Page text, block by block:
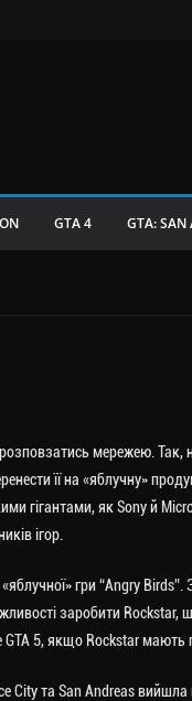
GTA 4 GTA: SAN
мережею.
її на «яблучну»
гігантами, як Sony й
ігор.
гри “Angry
заробити
5, якщо Rockstar мають
City та San Andreas вийшла